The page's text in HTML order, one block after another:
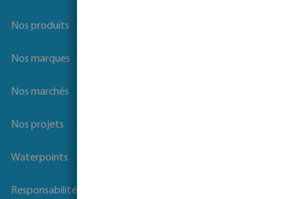
Nos produits
Nos marques
Nos marchés
Nos projets
Waterpoints
Responsabilité sociale des entreprises